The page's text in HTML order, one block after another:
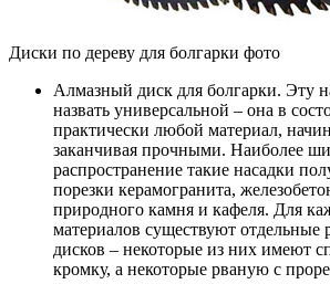
Диски по дереву для болгарки фото
Алмазный диск для болгарки. Эту
назвать универсальной – она в
практически любой материал,
заканчивая прочными. Наиболее
распространение такие насадки
порезки керамогранита,
природного камня и кафеля. Для
материалов существуют отдельные
дисков – некоторые из них имеют
кромку, а некоторые рваную с